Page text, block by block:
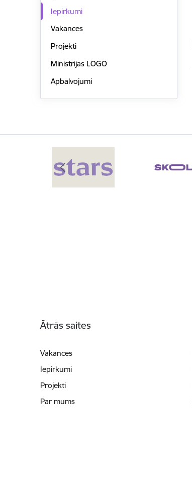
Iepirkumi
Vakances
Projekti
Ministrijas LOGO
Apbalvojumi
Ātrās saites
Vakances
Iepirkumi
Projekti
Par mums